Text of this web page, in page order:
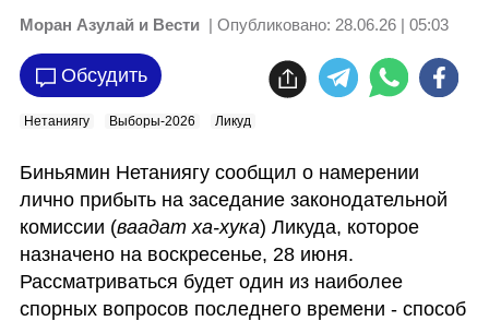
Моран Азулай и Вести | Опубликовано: 28.06.26 | 05:03
Обсудить
Нетаниягу Выборы-2026 Ликуд
Биньямин Нетаниягу сообщил о намерении
лично прибыть на заседание законодательной
комиссии (ваадат ха-хука) Ликуда, которое
назначено на воскресенье, 28 июня.
Рассматриваться будет один из наиболее
спорных вопросов последнего времени - способ